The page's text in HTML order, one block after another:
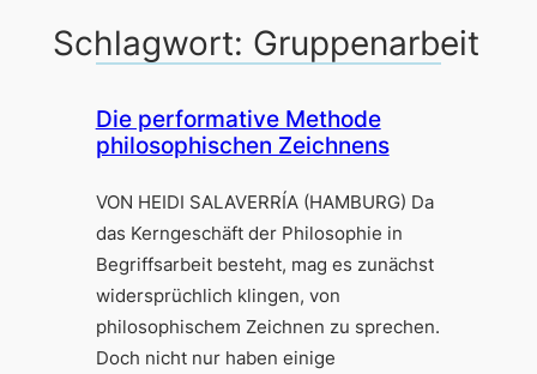
Schlagwort: Gruppenarbeit
Die performative Methode
philosophischen Zeichnens
VON HEIDI SALAVERRÍA (HAMBURG) Da
das Kerngeschäft der Philosophie in
Begriffsarbeit besteht, mag es zunächst
widersprüchlich klingen, von
philosophischem Zeichnen zu sprechen.
Doch nicht nur haben einige